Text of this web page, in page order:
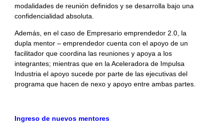
modalidades de reunión definidos y se desarrolla bajo una
confidencialidad absoluta.
Además, en el caso de Empresario emprendedor 2.0, la
dupla mentor – emprendedor cuenta con el apoyo de un
facilitador que coordina las reuniones y apoya a los
integrantes; mientras que en la Aceleradora de Impulsa
Industria el apoyo sucede por parte de las ejecutivas del
programa que hacen de nexo y apoyo entre ambas partes.
Ingreso de nuevos mentores